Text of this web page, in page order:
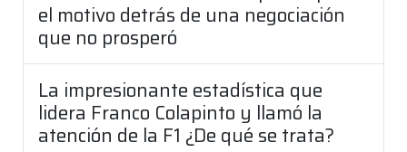
el motivo detrás de una negociación
que no prosperó
La impresionante estadística que
lidera Franco Colapinto y llamó la
atención de la F1 ¿De qué se trata?